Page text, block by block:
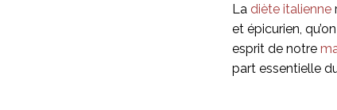
La diète italienne
et épicurien,
esprit de notre
part essentielle